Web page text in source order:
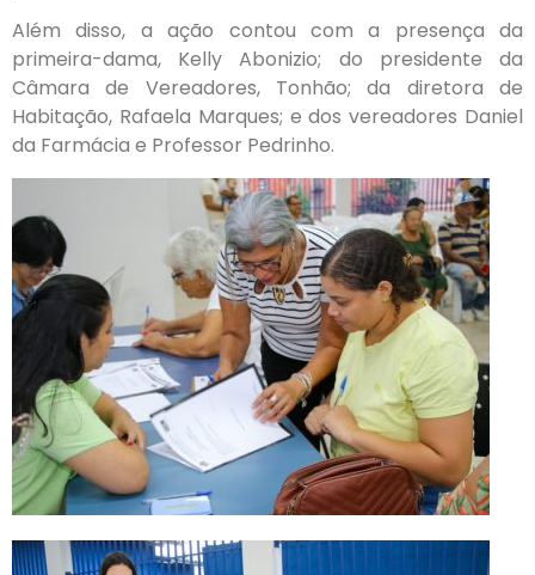
Além disso, a ação contou com a presença da
primeira-dama, Kelly Abonizio; do presidente da
Câmara de Vereadores, Tonhão; da diretora de
Habitação, Rafaela Marques; e dos vereadores Daniel
da Farmácia e Professor Pedrinho.